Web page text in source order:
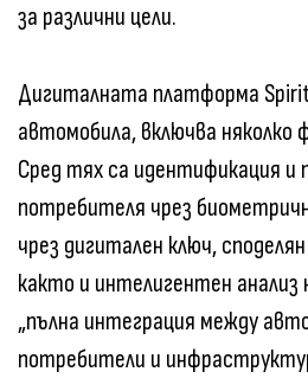
за различни цели.
Дигиталната платформа
автомобила, включва няколко
Сред тях са идентификация и
потребителя чрез
чрез дигитален ключ,
както и интелигентен анализ
„пълна интеграция между
потребители и